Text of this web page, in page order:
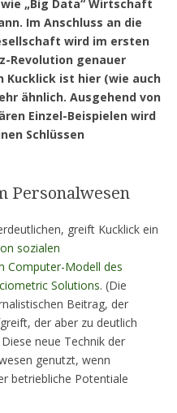
„Big Data“ Wirtschaft
Im Anschluss an die
wird im ersten
Revolution genauer
Kucklick ist hier (wie auch
ähnlich. Ausgehend von
Einzel-Beispielen wird
Schlüssen
Personalwesen
greift Kucklick ein
sozialen
Computer-Modell des
Solutions. (Die
Beitrag, der
der aber zu deutlich
neue Technik der
genutzt, wenn
betriebliche Potentiale